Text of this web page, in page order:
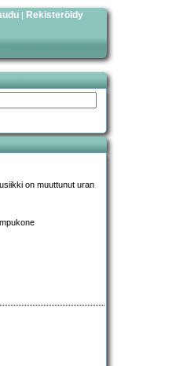
| Rekisteröidy
on muuttunut uran